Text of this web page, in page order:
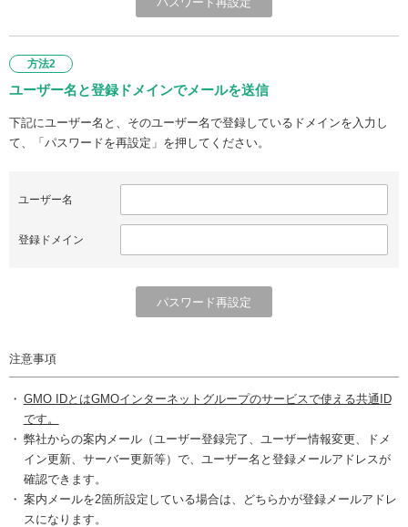
方法2
ユーザー名と登録ドメインでメールを送信
下記にユーザー名と、そのユーザー名で登録しているドメインを入力し
て、「パスワードを再設定」を押してください。
ユーザー名
登録ドメイン
注意事項
GMO IDとはGMOインターネットグループのサービスで使える共通ID
です。
弊社からの案内メール（ユーザー登録完了、ユーザー情報変更、ドメ
イン更新、サーバー更新等）で、ユーザー名と登録メールアドレスが
確認できます。
案内メールを2箇所設定している場合は、どちらかが登録メールアドレ
スになります。